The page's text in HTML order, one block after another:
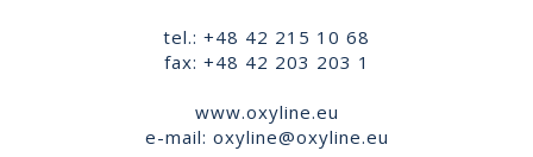
tel.: +48 42 215 10 68
fax: +48 42 203 203 1
www.oxyline.eu
e-mail: oxyline@oxyline.eu